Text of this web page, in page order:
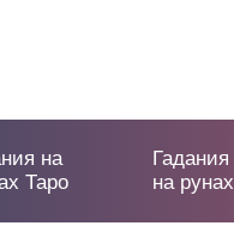
на
Таро
Гадания
на рунах